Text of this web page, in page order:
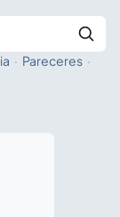
· Pareceres ·